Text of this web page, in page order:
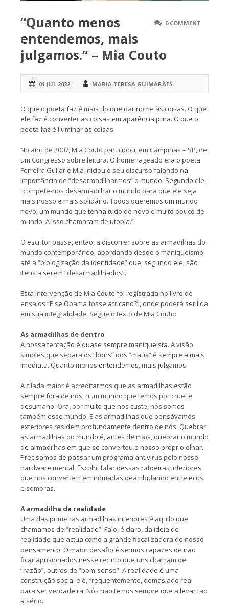
0 COMMENT
“Quanto menos
entendemos, mais
julgamos.” – Mia Couto
01 JUL 2022 MARIA TERESA GUIMARÃES
O que o poeta faz é mais do que dar nome às coisas. O que
ele faz é converter as coisas em aparência pura. O que o
poeta faz é iluminar as coisas.
No ano de 2007, Mia Couto participou, em Campinas – SP, de
um Congresso sobre leitura. O homenageado era o poeta
Ferreira Gullar e Mia iniciou o seu discurso falando na
importância de “desarmadilharmos” o mundo. Segundo ele,
“compete-nos desarmadilhar o mundo para que ele seja
mais nosso e mais solidário. Todos queremos um mundo
novo, um mundo que tenha tudo de novo e muito pouco de
mundo. A isso chamaram de utopia.”
O escritor passa, então, a discorrer sobre as armadilhas do
mundo contemporâneo, abordando desde o maniqueismo
até a “biologização da identidade” que, segundo ele, são
itens a serem “desarmadilhados”.
Esta intervenção de Mia Couto foi registrada no livro de
ensaios “E se Obama fosse africano?”, onde poderá ser lida
em sua integralidade. Segue o texto de Mia Couto:
As armadilhas de dentro
A nossa tentação é quase sempre maniqueísta. A visão
simples que separa os “bons” dos “maus” é sempre a mais
imediata. Quanto menos entendemos, mais julgamos.
A cilada maior é acreditarmos que as armadilhas estão
sempre fora de nós, num mundo que temos por cruel e
desumano. Ora, por muito que nos custe, nós somos
também esse mundo. E as armadilhas que pensávamos
exteriores residem profundamente dentro de nós. Quebrar
as armadilhas do mundo é, antes de mais, quebrar o mundo
de armadilhas em que se converteu o nosso próprio olhar.
Precisamos de passar um programa antivírus pelo nosso
hardware mental. Escolhi falar dessas ratoeiras interiores
que nos convertem em nómadas deambulando entre ecos
e sombras.
A armadilha da realidade
Uma das primeiras armadilhas interiores é aquilo que
chamamos de “realidade”. Falo, é claro, da ideia de
realidade que actua como a grande fiscalizadora do nosso
pensamento. O maior desafio é sermos capazes de não
ficar aprisionados nesse recinto que uns chamam de
“razão”, outros de “bom-senso”. A realidade é uma
construção social e é, frequentemente, demasiado real
para ser verdadeira. Nós não temos sempre que a levar tão
a sério.